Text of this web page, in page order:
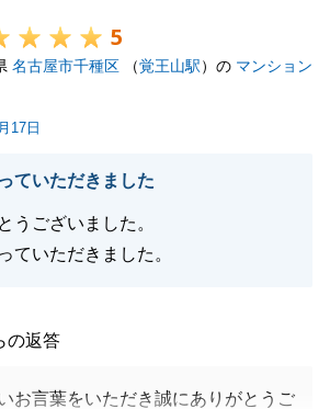
5
名古屋市千種区 （覚王山駅）の マンション
17日
ていただきました
うございました。
ていただきました。
の返答
お言葉をいただき誠にありがとうご